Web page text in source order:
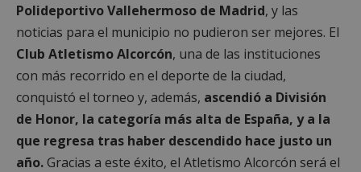
Polideportivo Vallehermoso de Madrid, y las
noticias para el municipio no pudieron ser mejores. El
Club Atletismo Alcorcón, una de las instituciones
con más recorrido en el deporte de la ciudad,
conquistó el torneo y, además, ascendió a División
de Honor, la categoría más alta de España, y a la
que regresa tras haber descendido hace justo un
año.Gracias a este éxito, el Atletismo Alcorcón será el